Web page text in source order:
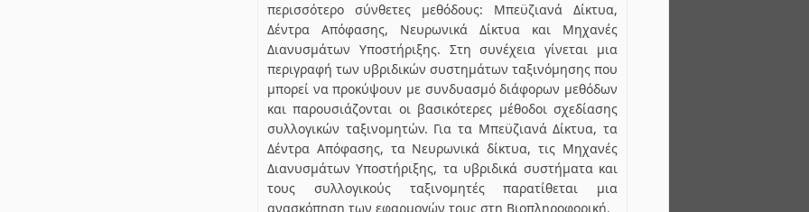
περισσότερο σύνθετες μεθόδους: Μπεϋζιανά Δίκτυα,
Δέντρα Απόφασης, Νευρωνικά Δίκτυα και Μηχανές
Διανυσμάτων Υποστήριξης. Στη συνέχεια γίνεται μια
περιγραφή των υβριδικών συστημάτων ταξινόμησης που
μπορεί να προκύψουν με συνδυασμό διάφορων μεθόδων
και παρουσιάζονται οι βασικότερες μέθοδοι σχεδίασης
συλλογικών ταξινομητών. Για τα Μπεϋζιανά Δίκτυα, τα
Δέντρα Απόφασης, τα Νευρωνικά δίκτυα, τις Μηχανές
Διανυσμάτων Υποστήριξης, τα υβριδικά συστήματα και
τους συλλογικούς ταξινομητές παρατίθεται μια
ανασκόπηση των εφαρμογών τους στη Βιοπληροφορική.